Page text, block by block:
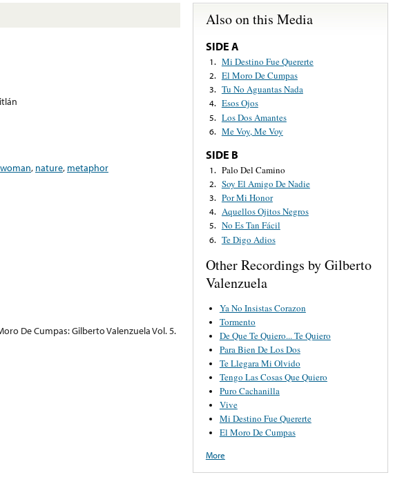
woman, nature, metaphor
De Cumpas: Gilberto Valenzuela Vol. 5.
Also on this Media
SIDE A
1. Mi Destino Fue Quererte
2. El Moro De Cumpas
3. Tu No Aguantas Nada
4. Esos Ojos
5. Los Dos Amantes
6. Me Voy, Me Voy
SIDE B
1. Palo Del Camino
2. Soy El Amigo De Nadie
3. Por Mi Honor
4. Aquellos Ojitos Negros
5. No Es Tan Fácil
6. Te Digo Adios
Other Recordings by Gilberto
Valenzuela
Ya No Insistas Corazon
Tormento
De Que Te Quiero... Te Quiero
Para Bien De Los Dos
Te Llegara Mi Olvido
Tengo Las Cosas Que Quiero
Puro Cachanilla
Vive
Mi Destino Fue Quererte
El Moro De Cumpas
More